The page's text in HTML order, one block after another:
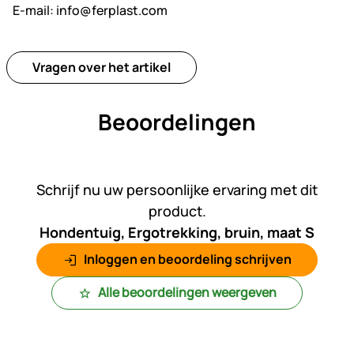
E-mail: info@ferplast.com
Vragen over het artikel
Beoordelingen
Schrijf nu uw persoonlijke ervaring met dit
product.
Hondentuig, Ergotrekking, bruin, maat S
Inloggen en beoordeling schrijven
Alle beoordelingen weergeven